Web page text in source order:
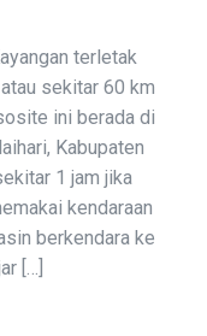
terletak
sekitar 60 km
ini berada di
Kabupaten
1 jam jika
kendaraan
berkendara ke
[…]